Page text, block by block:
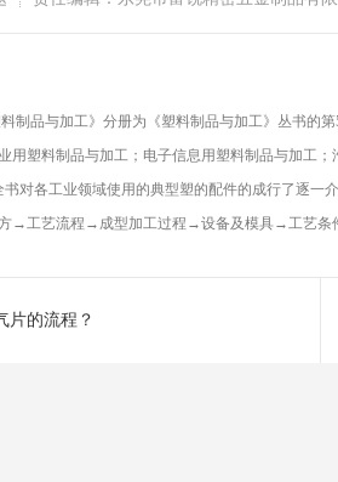
品与加工》分册为《塑料制品与加工》丛书的第
用塑料制品与加工；电子信息用塑料制品与加工
书对各工业领域使用的典型塑的配件的成行了逐
→工艺流程→成型加工过程→设备及模具→工艺条
片的流程？